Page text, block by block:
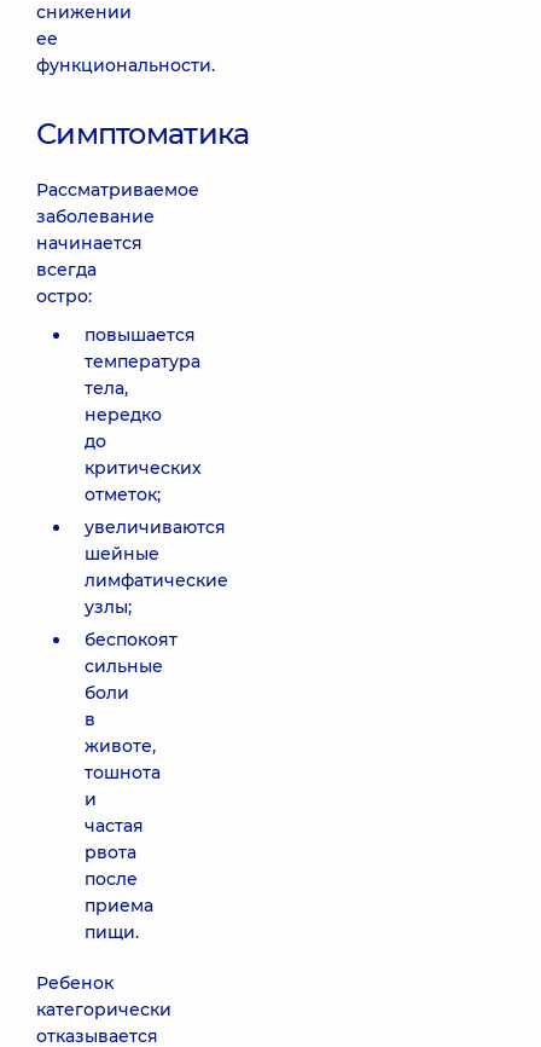
снижении
ее
функциональности.
Симптоматика
Рассматриваемое
заболевание
начинается
всегда
остро:
повышается
температура
тела,
нередко
до
критических
отметок;
увеличиваются
шейные
лимфатические
узлы;
беспокоят
сильные
боли
в
животе,
тошнота
и
частая
рвота
после
приема
пищи.
Ребенок
категорически
отказывается